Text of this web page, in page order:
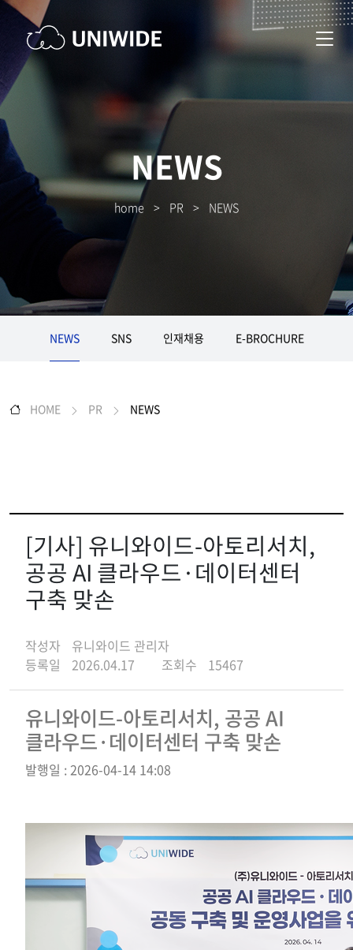
NEWS
home > PR > NEWS
NEWS SNS 인재채용 E-BROCHURE
HOME PR NEWS
[기사] 유니와이드-아토리서치,
공공 AI 클라우드·데이터센터
구축 맞손
작성자
유니와이드 관리자
등록일
2026.04.17 조회수 15467
유니와이드-아토리서치, 공공 AI
클라우드·데이터센터 구축 맞손
발행일 : 2026-04-14 14:08